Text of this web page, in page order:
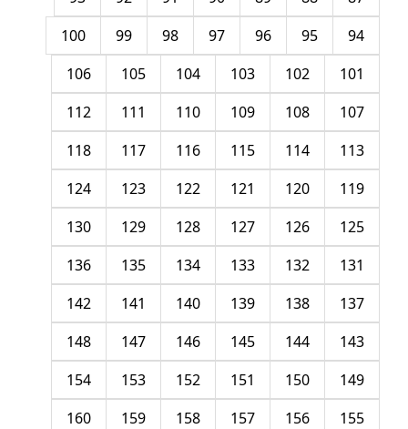
94
95
96
97
98
99
100
101
102
103
104
105
106
107
108
109
110
111
112
113
114
115
116
117
118
119
120
121
122
123
124
125
126
127
128
129
130
131
132
133
134
135
136
137
138
139
140
141
142
143
144
145
146
147
148
149
150
151
152
153
154
155
156
157
158
159
160